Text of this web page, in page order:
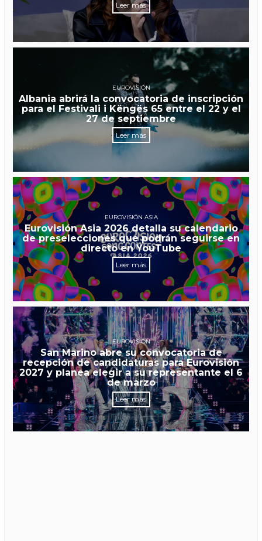
Leer más
EUROVISIÓN
Albania abrirá la convocatoria de inscripción
para el Festivali i Këngës 65 entre el 22 y el
27 de septiembre
Leer más
EUROVISIÓN ASIA
Eurovisión Asia 2026 detalla su calendario
de preselecciones que podrán seguirse en
directo en YouTube
Leer más
EUROVISIÓN
San Marino abre su convocatoria de
recepción de candidaturas para Eurovisión
2027 y planea elegir a su representante el 6
de marzo
Leer más